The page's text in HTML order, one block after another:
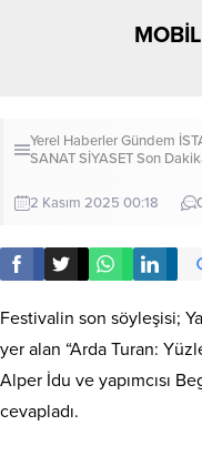
Yerel HaberlerGündem
SANATSİYASETSon
2 Kasım 2025 00:18
Festivalin son söyleşisi;
yer alan “Arda Turan:
Alper İdu ve yapımcısı
cevapladı.